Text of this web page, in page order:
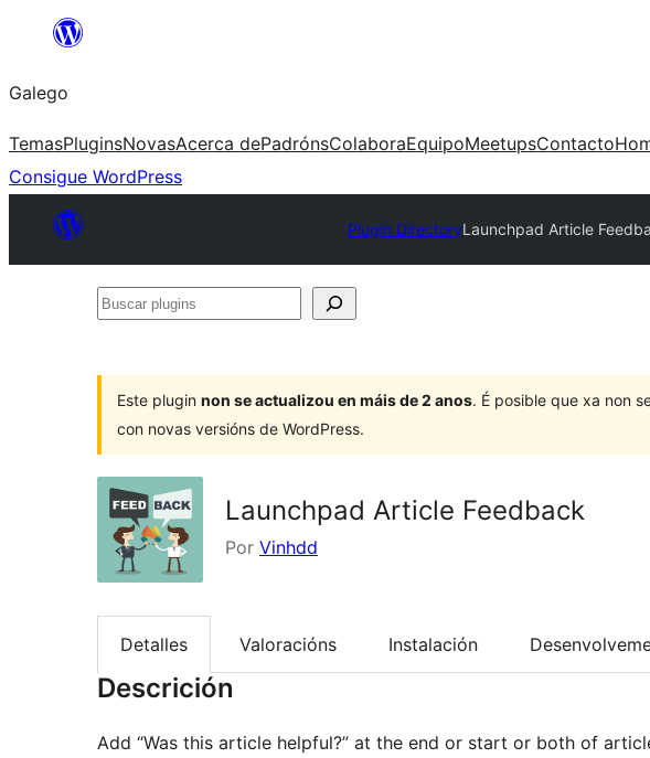
Saltar
contido
Galego
TemasPluginsNovasAcerca dePadrónsColaboraEquipoMeetupsContacto
Consigue WordPress
Plugin DirectoryLaunchpad Article
Buscar
Este plugin non se actualizou en máis de 2 anos. É posible que xa non
con novas versións de WordPress.
Launchpad Article Feedback
Por Vinhdd
Detalles Valoracións Instalación
Descrición
Add “Was this article helpful?” at the end or start or both of